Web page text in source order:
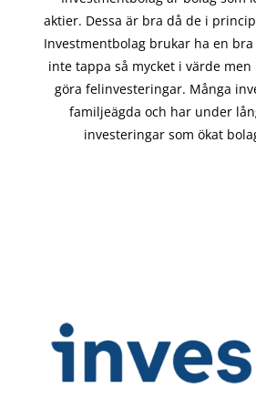
aktier. Dessa är bra då de i
Investmentbolag brukar ha en
inte tappa så mycket i värde men
göra felinvesteringar. Många
familjeägda och har under
investeringar som ökat